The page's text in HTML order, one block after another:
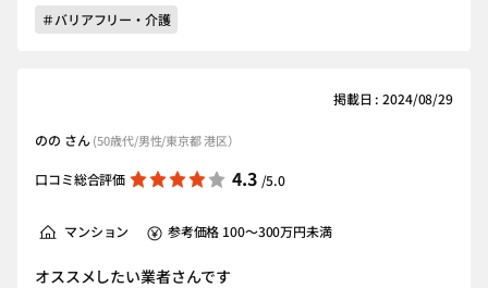
＃バリアフリー・介護
掲載日 : 2024/08/29
のの さん(50歳代/男性/東京都 港区）
口コミ総合評価 4.3 /5.0
マンション 参考価格 100～300万円未満
オススメしたい業者さんです